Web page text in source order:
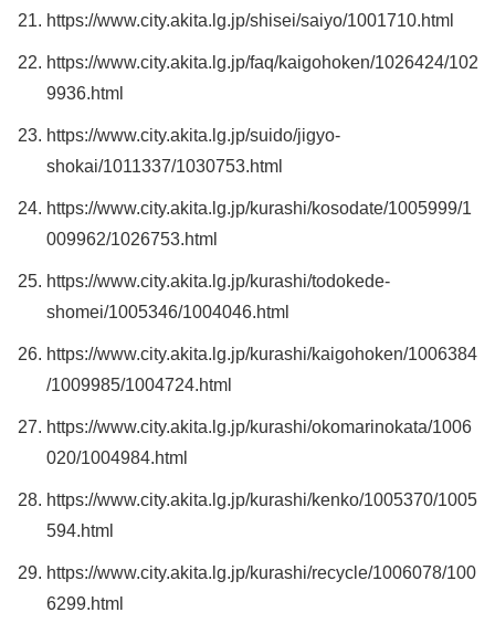
https://www.city.akita.lg.jp/shisei/saiyo/1001710.html
https://www.city.akita.lg.jp/faq/kaigohoken/1026424/102
9936.html
https://www.city.akita.lg.jp/suido/jigyo-
shokai/1011337/1030753.html
https://www.city.akita.lg.jp/kurashi/kosodate/1005999/1
009962/1026753.html
https://www.city.akita.lg.jp/kurashi/todokede-
shomei/1005346/1004046.html
https://www.city.akita.lg.jp/kurashi/kaigohoken/1006384
/1009985/1004724.html
https://www.city.akita.lg.jp/kurashi/okomarinokata/1006
020/1004984.html
https://www.city.akita.lg.jp/kurashi/kenko/1005370/1005
594.html
https://www.city.akita.lg.jp/kurashi/recycle/1006078/100
6299.html